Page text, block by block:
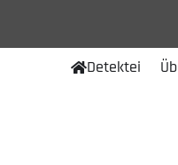
Detektei